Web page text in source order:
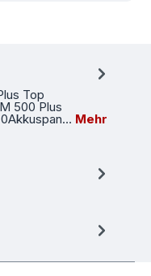
Top
500 Plus
Mehr